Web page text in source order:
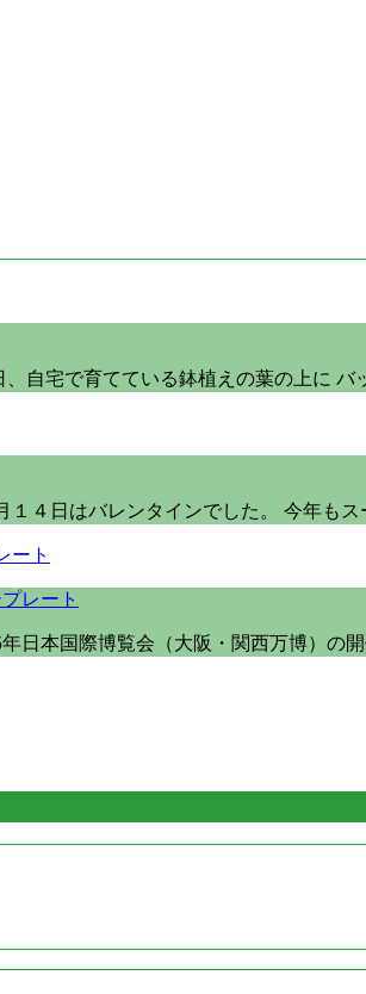
、自宅で育てている鉢植えの葉の上に
１４日はバレンタインでした。 今年も
レート
日本国際博覧会（大阪・関西万博）の